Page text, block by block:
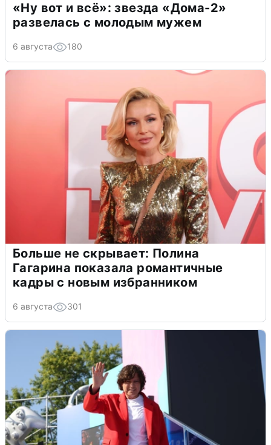
«Ну вот и всё»: звезда «Дома-2»
развелась с молодым мужем
6 августа 180
Больше не скрывает: Полина
Гагарина показала романтичные
кадры с новым избранником
6 августа 301